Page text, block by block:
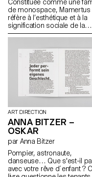
Constituée comme une
de monospace, Mamertus
réfère à l’esthétique et à la
signification sociale de la
machine à écrire. La police
interchangeables : serif
serif bold et sans serif
En outre, quelques glyphes
alternatifs sortent de la grille
rigide de monospace et
une utilisation plus ludique
police.
ART DIRECTION
ANNA BITZER –
OSKAR
par Anna Bitzer
Pompier, astronaute,
danseuse… Que s'est-il
avec votre rêve d´enfant ?